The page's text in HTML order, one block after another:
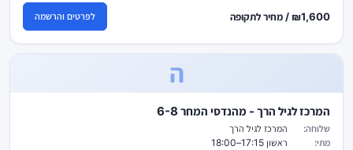
₪1,600 / מחיר לתקופה לפרטים והרשמה
ה
המרכז לגיל הרך - מהנדסי המחר 6-8
שלוחה:
המרכז לגיל הרך
מתי:
ראשון 17:15–18:00